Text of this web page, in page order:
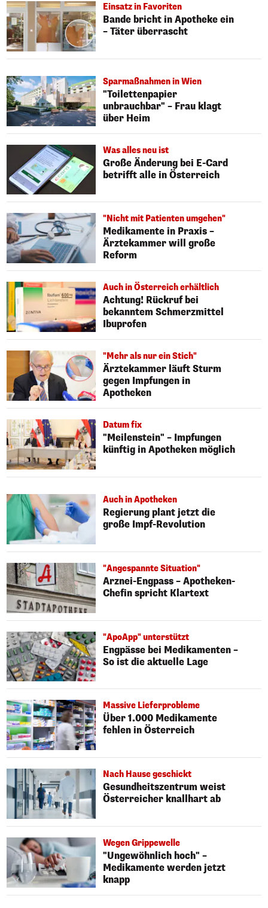
Einsatz in Favoriten
Bande bricht in Apotheke ein
– Täter überrascht
Sparmaßnahmen in Wien
"Toilettenpapier
unbrauchbar" – Frau klagt
über Heim
Was alles neu ist
Große Änderung bei E-Card
betrifft alle in Österreich
"Nicht mit Patienten umgehen"
Medikamente in Praxis –
Ärztekammer will große
Reform
Auch in Österreich erhältlich
Achtung! Rückruf bei
bekanntem Schmerzmittel
Ibuprofen
"Mehr als nur ein Stich"
Ärztekammer läuft Sturm
gegen Impfungen in
Apotheken
Datum fix
"Meilenstein" – Impfungen
künftig in Apotheken möglich
Auch in Apotheken
Regierung plant jetzt die
große Impf-Revolution
"Angespannte Situation"
Arznei-Engpass – Apotheken-
Chefin spricht Klartext
"ApoApp" unterstützt
Engpässe bei Medikamenten –
So ist die aktuelle Lage
Massive Lieferprobleme
Über 1.000 Medikamente
fehlen in Österreich
Nach Hause geschickt
Gesundheitszentrum weist
Österreicher knallhart ab
Wegen Grippewelle
"Ungewöhnlich hoch" –
Medikamente werden jetzt
knapp